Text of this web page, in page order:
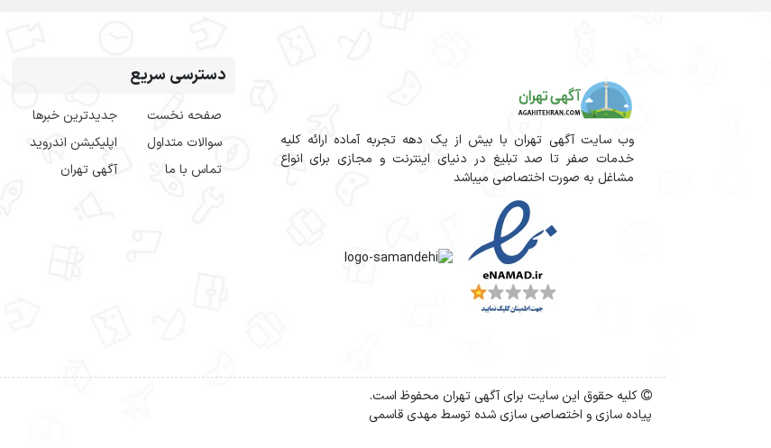
وب سایت آگهی تهران با بیش از یک دهه تجربه آماده ارائه کلیه
خدمات صفر تا صد تبلیغ در دنیای اینترنت و مجازی برای انواع
مشاغل به صورت اختصاصی میباشد
دسترسی سریع
صفحه نخست
سوالات متداول
تماس با ما
جدیدترین خبرها
اپلیکیشن اندروید
آگهی تهران
کلیه حقوق این سایت برای آگهی تهران محفوظ است.
پیاده سازی و اختصاصی سازی شده توسط مهدی قاسمی